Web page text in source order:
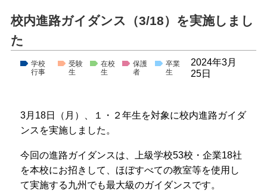
校内進路ガイダンス（3/18）を実施しまし
た
学校
行事
受験
生
在校
生
保護
者
卒業
生
2024年3月
25日
3月18日（月）、１・２年生を対象に校内進路ガイダ
ンスを実施しました。
今回の進路ガイダンスは、上級学校53校・企業18社
を本校にお招きして、ほぼすべての教室等を使用し
て実施する九州でも最大級のガイダンスです。
学校生活
入試情報
お問い合わせ
各種様式ダウンロード
プライバシーポリシー
サイトマップ